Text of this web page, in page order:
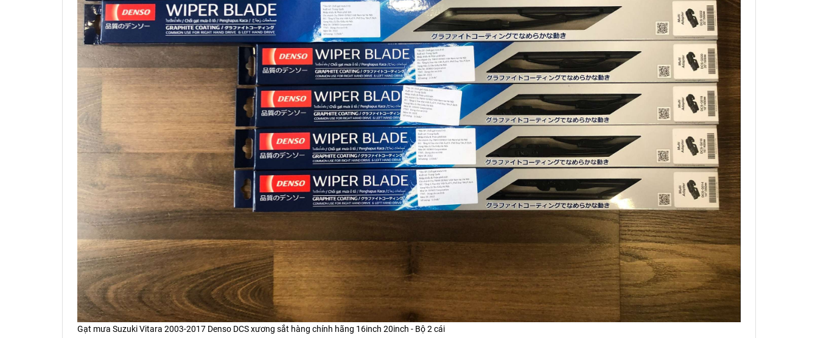
Gạt mưa Suzuki Vitara 2003-2017 Denso DCS xương sắt hàng chính hãng 16inch 20inch - Bộ 2 cái